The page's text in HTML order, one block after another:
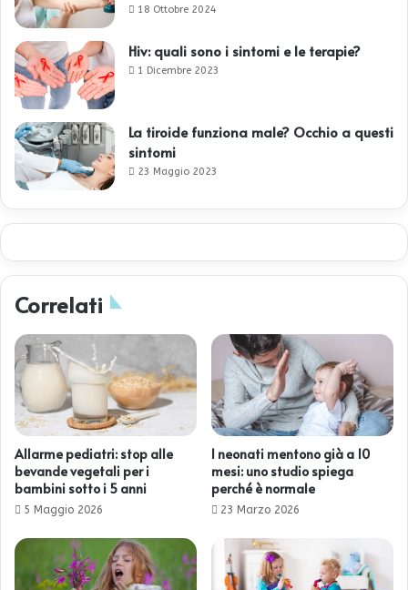
18 Ottobre 2024
Hiv: quali sono i sintomi e le terapie?
1 Dicembre 2023
La tiroide funziona male? Occhio a questi
sintomi
23 Maggio 2023
Correlati
Allarme pediatri: stop alle
bevande vegetali per i
bambini sotto i 5 anni
5 Maggio 2026
I neonati mentono già a 10
mesi: uno studio spiega
perché è normale
23 Marzo 2026